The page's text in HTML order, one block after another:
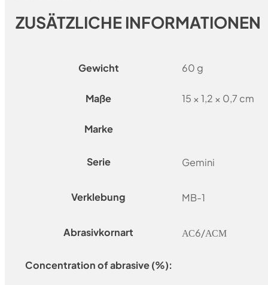
ZUSÄTZLICHE INFORMATIONEN
Gewicht 60 g
Maße 15 × 1,2 × 0,7 cm
Marke
Serie Gemini
Verklebung MB-1
Abrasivkornart АС6/АСМ
Concentration of abrasive (%):